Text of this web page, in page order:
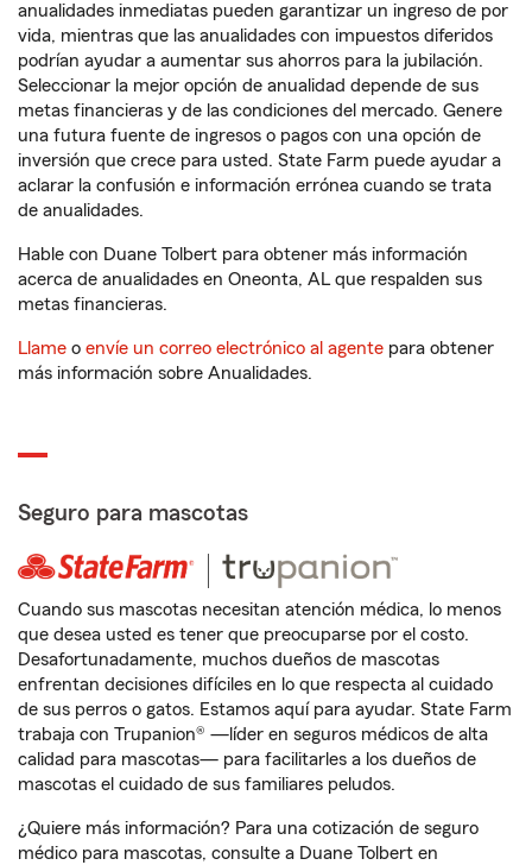
anualidades inmediatas pueden garantizar un ingreso de por
vida, mientras que las anualidades con impuestos diferidos
podrían ayudar a aumentar sus ahorros para la jubilación.
Seleccionar la mejor opción de anualidad depende de sus
metas financieras y de las condiciones del mercado. Genere
una futura fuente de ingresos o pagos con una opción de
inversión que crece para usted. State Farm puede ayudar a
aclarar la confusión e información errónea cuando se trata
de anualidades.
Hable con Duane Tolbert para obtener más información
acerca de anualidades en Oneonta, AL que respalden sus
metas financieras.
Llame o envíe un correo electrónico al agente para obtener
más información sobre Anualidades.
Seguro para mascotas
Cuando sus mascotas necesitan atención médica, lo menos
que desea usted es tener que preocuparse por el costo.
Desafortunadamente, muchos dueños de mascotas
enfrentan decisiones difíciles en lo que respecta al cuidado
de sus perros o gatos. Estamos aquí para ayudar. State Farm
trabaja con Trupanion® —líder en seguros médicos de alta
calidad para mascotas— para facilitarles a los dueños de
mascotas el cuidado de sus familiares peludos.
¿Quiere más información? Para una cotización de seguro
médico para mascotas, consulte a Duane Tolbert en